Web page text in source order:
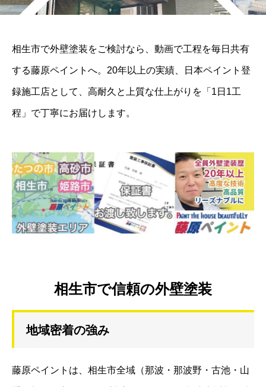
相生市で外壁塗装をご検討なら、動画で工程を毎日共有
する藤原ペイントへ。20年以上の実績、日本ペイント登
録施工店として、高耐久と上質な仕上がりを「1日1工
程」で丁寧にお届けします。
相生市で信頼の外壁塗装
地域密着の強み
藤原ペイントは、相生市全域（那波・那波野・古池・山